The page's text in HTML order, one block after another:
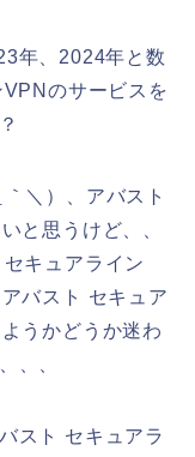
年、2024年と数
のサービスを
＼）、アバスト
と思うけど、、
キュアライン
バスト セキュア
うかどうか迷わ
、、
スト セキュアラ